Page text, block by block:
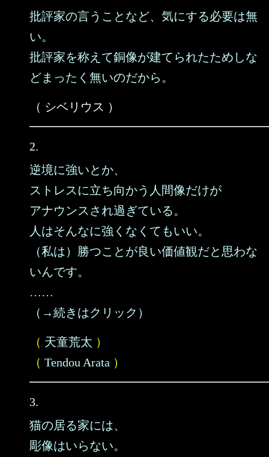
批評家の言うことなど、気にする必要は無
い。
批評家を称えて銅像が建てられたためしな
どまったく無いのだから。
（ シベリウス ）
2.
逆境に強いとか、
ストレスに立ち向かう人間像だけが
アナウンスされ過ぎている。
人はそんなに強くなくてもいい。
（私は）勝つことが良い価値観だと思わな
いんです。
……
（→続きはクリック）
（ 天童荒太 ）
（ Tendou Arata ）
3.
猫の居る家には、
彫像はいらない。